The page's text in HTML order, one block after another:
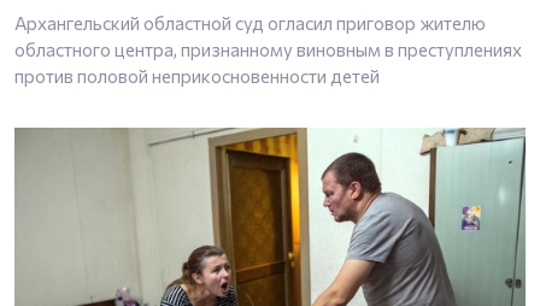
Архангельский областной суд огласил приговор жителю
областного центра, признанному виновным в преступлениях
против половой неприкосновенности детей